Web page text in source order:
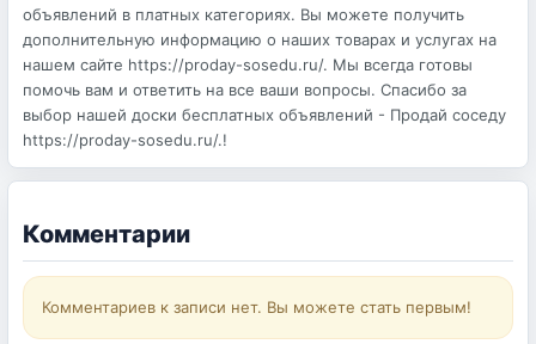
объявлений в платных категориях. Вы можете получить
дополнительную информацию о наших товарах и услугах на
нашем сайте https://proday-sosedu.ru/. Мы всегда готовы
помочь вам и ответить на все ваши вопросы. Спасибо за
выбор нашей доски бесплатных объявлений - Продай соседу
https://proday-sosedu.ru/.!
Комментарии
Комментариев к записи нет. Вы можете стать первым!